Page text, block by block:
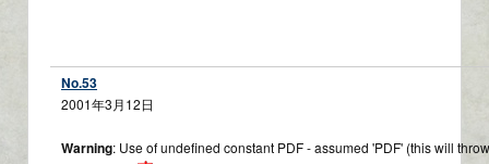
No.53
2001年3月12日
Warning: Use of undefined constant PDF - assumed 'PDF' (this will